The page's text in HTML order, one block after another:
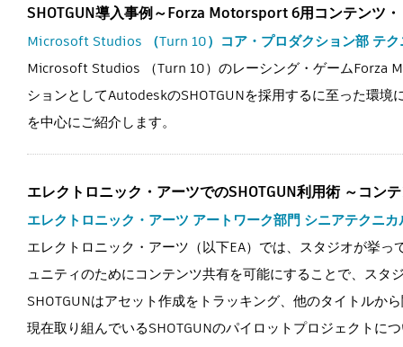
SHOTGUN導入事例～Forza Motorsport 6用コンテンツ
Microsoft Studios （Turn 10）コア・プロダクション部 テ
Microsoft Studios （Turn 10）のレーシング・ゲームForza
ションとしてAutodeskのSHOTGUNを採用するに至った環
を中心にご紹介します。
エレクトロニック・アーツでのSHOTGUN利用術 ～コン
エレクトロニック・アーツ アートワーク部門 シニアテクニ
エレクトロニック・アーツ（以下EA）では、スタジオが挙
ュニティのためにコンテンツ共有を可能にすることで、ス
SHOTGUNはアセット作成をトラッキング、他のタイトルか
現在取り組んでいるSHOTGUNのパイロットプロジェクトに